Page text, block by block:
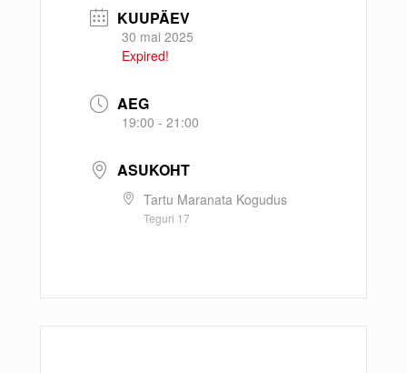
KUUPÄEV
30 mai 2025
Expired!
AEG
19:00 - 21:00
ASUKOHT
Tartu Maranata Kogudus
Teguri 17